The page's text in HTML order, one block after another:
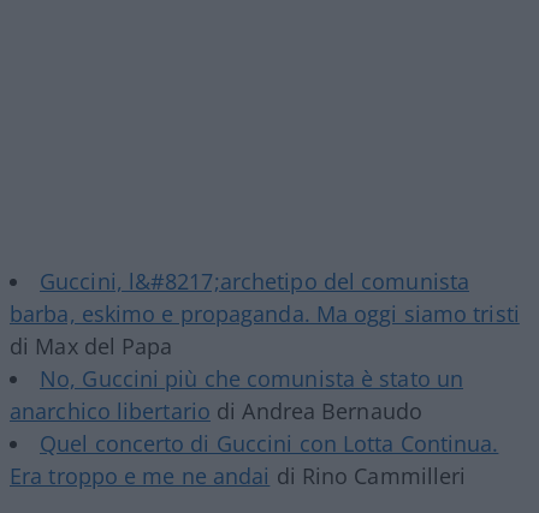
Guccini, l&#8217;archetipo del comunista
barba, eskimo e propaganda. Ma oggi siamo tristi
di Max del Papa
No, Guccini più che comunista è stato un
anarchico libertario di Andrea Bernaudo
Quel concerto di Guccini con Lotta Continua.
Era troppo e me ne andai di Rino Cammilleri